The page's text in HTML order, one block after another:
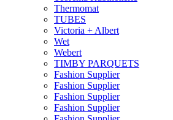
Thermomat
TUBES
Victoria + Albert
Wet
Webert
TIMBY PARQUETS
Fashion Supplier
Fashion Supplier
Fashion Supplier
Fashion Supplier